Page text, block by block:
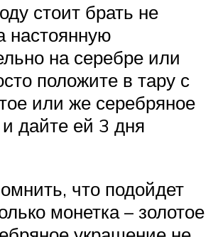
стоит брать не
настоянную
на серебре или
положите в тару с
или же серебряное
дайте ей 3 дня
что подойдет
монетка – золотое